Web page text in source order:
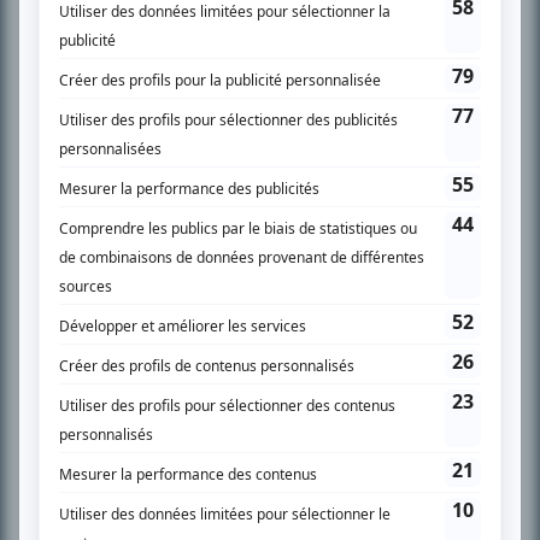
SUR LE RÉSEAU BIZZ MÉDIA
PLAN DU SITE
Accueil
Liste des oeuvres
Recherche avancée
À propos
Nous contacter
Termes et conditions
Politique de confidentialité
Gestion du consentement